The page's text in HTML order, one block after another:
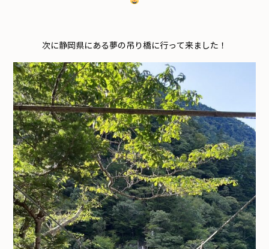
次に静岡県にある夢の吊り橋に行って来ました！